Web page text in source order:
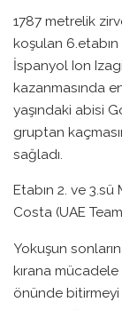
1787 metrelik
koşulan 6.etabın
İspanyol Ion
kazanmasında
yaşındaki abisi
gruptan
sağladı.
Etabın 2. ve
Costa (UAE
Yokuşun
kırana mücadele
önünde